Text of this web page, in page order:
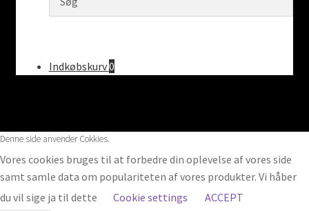
Indkøbskurv0
Denne side anvender Cokkies.
Vores cookies bruges til at forbedre din oplevelse af vores side
samt samle data om populariteten af vores produkter. Vi håber
du vil sige ja til dette
Cookie settings ACCEPT